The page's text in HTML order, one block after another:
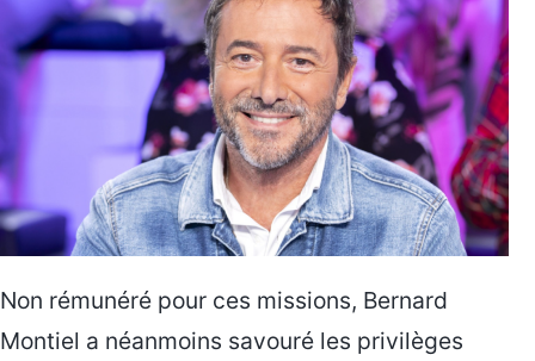
Non rémunéré pour ces missions, Bernard
Montiel a néanmoins savouré les privilèges